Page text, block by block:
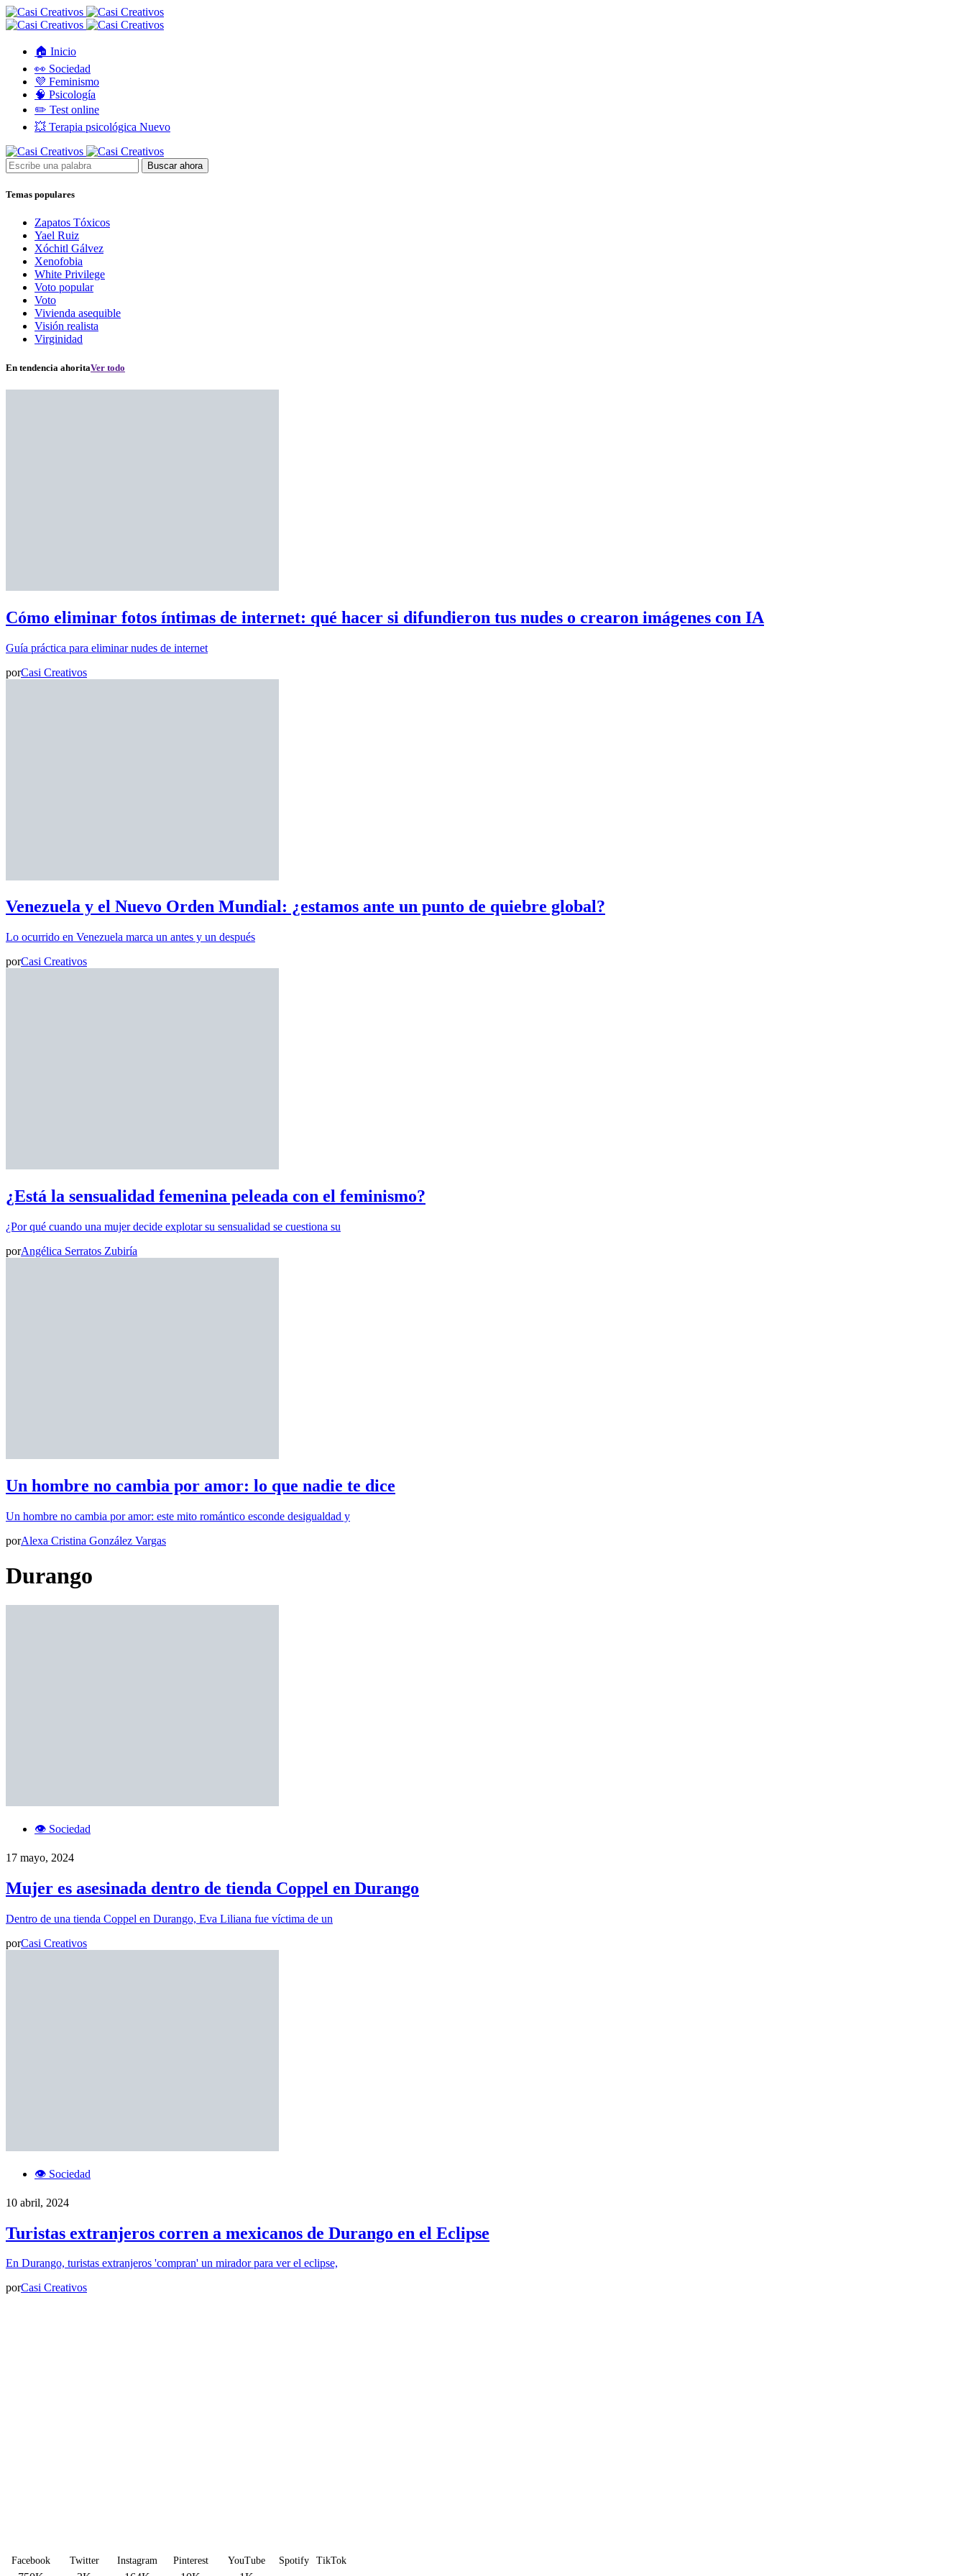
🏠 Inicio
👀 Sociedad
💜 Feminismo
🧠 Psicología
✏️ Test online
💥 Terapia psicológica Nuevo
Buscar ahora
Temas populares
Zapatos Tóxicos
Yael Ruiz
Xóchitl Gálvez
Xenofobia
White Privilege
Voto popular
Voto
Vivienda asequible
Visión realista
Virginidad
En tendencia ahoritaVer todo
Cómo eliminar fotos íntimas de internet: qué hacer si difundieron tus nudes o crearon imágenes con IA
Guía práctica para eliminar nudes de internet
porCasi Creativos
Venezuela y el Nuevo Orden Mundial: ¿estamos ante un punto de quiebre global?
Lo ocurrido en Venezuela marca un antes y un después
porCasi Creativos
¿Está la sensualidad femenina peleada con el feminismo?
¿Por qué cuando una mujer decide explotar su sensualidad se cuestiona su
porAngélica Serratos Zubiría
Un hombre no cambia por amor: lo que nadie te dice
Un hombre no cambia por amor: este mito romántico esconde desigualdad y
porAlexa Cristina González Vargas
Durango
👁️ Sociedad
17 mayo, 2024
Mujer es asesinada dentro de tienda Coppel en Durango
Dentro de una tienda Coppel en Durango, Eva Liliana fue víctima de un
porCasi Creativos
👁️ Sociedad
10 abril, 2024
Turistas extranjeros corren a mexicanos de Durango en el Eclipse
En Durango, turistas extranjeros 'compran' un mirador para ver el eclipse,
porCasi Creativos
Facebook Twitter Instagram Pinterest YouTube Spotify TikTok